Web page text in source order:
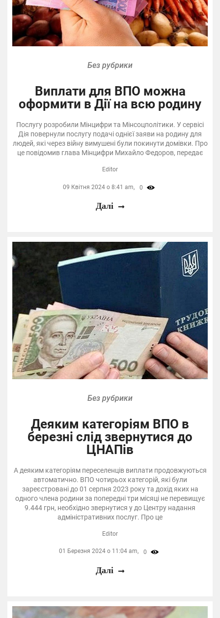
Без рубрики
Виплати для ВПО можна
оформити в Дії на всю родину
Послугу розробили Мінцифри та Мінсоцполітики. У сервісі
Дія повернули послугу подачі однієї заяви на родину для
людей, які через війну вимушені були покинути домівки. Про
це повідомив глава Мінцифри Михайло Федоров, передає
Editor
09 Квітня 2024 о 8:41 am, 0
Далі
Без рубрики
Деяким категоріям ВПО в
березні слід звернутися до
ЦНАПів
А деяким категоріям переселенців виплати продовжуються
автоматично. ВПО чотирьох категорій, які були
зареєстровані до 01 серпня 2023 року та дохід яких на
одного члена родини за попередні три місяці не перевищує
9.444 грн, необхідно звернутися у до Центру надання
адміністративних послуг. Про це
Editor
01 Березня 2024 о 11:04 am, 0
Далі